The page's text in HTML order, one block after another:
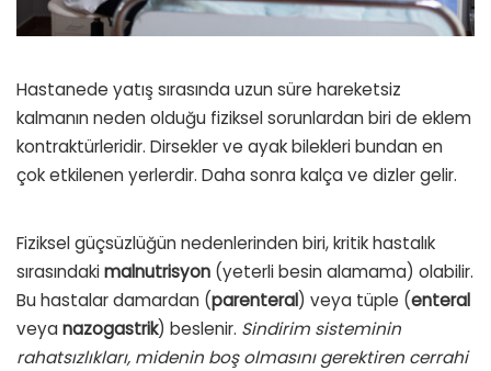
Hastanede yatış sırasında uzun süre hareketsiz
kalmanın neden olduğu fiziksel sorunlardan biri de eklem
kontraktürleridir. Dirsekler ve ayak bilekleri bundan en
çok etkilenen yerlerdir. Daha sonra kalça ve dizler gelir.
Fiziksel güçsüzlüğün nedenlerinden biri, kritik hastalık
sırasındakimalnutrisyon (yeterli besin alamama) olabilir.
Bu hastalar damardan (parenteral) veya tüple (enteral
veya nazogastrik) beslenir. Sindirim sisteminin
rahatsızlıkları, midenin boş olmasını gerektiren cerrahi